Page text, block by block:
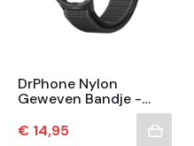
DrPhone Nylon
Geweven Bandje -
Google Pixel Watch
Prijs
€ 14,95